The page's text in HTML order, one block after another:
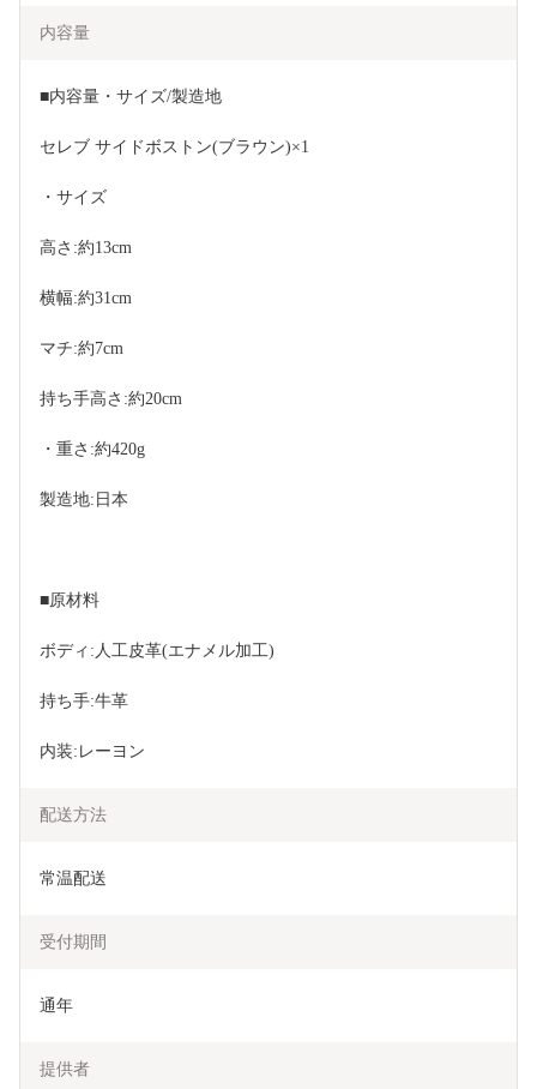
内容量
■内容量・サイズ/製造地
セレブ サイドボストン(ブラウン)×1
・サイズ
高さ:約13cm
横幅:約31cm
マチ:約7cm
持ち手高さ:約20cm
・重さ:約420g
製造地:日本
■原材料
ボディ:人工皮革(エナメル加工)
持ち手:牛革
内装:レーヨン
配送方法
常温配送
受付期間
通年
提供者